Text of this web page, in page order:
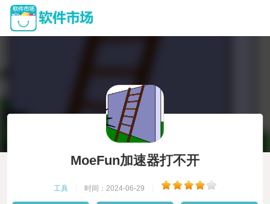
MoeFun加速器打不开
工具 时间：2024-06-29